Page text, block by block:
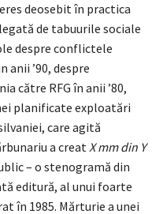
deosebit în practica
de tabuurile sociale
despre conflictele
’90, despre
către RFG în anii ’80,
planificate exploatări
care agită
a creatX mm din Y
– o stenogramă din
editură, al unui foarte
în 1985. Mărturie a unei